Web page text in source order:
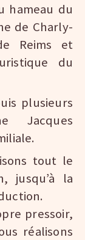
hameau du
de Charly-
Reims et
du
plusieurs
Jacques
tout le
jusqu’à la
pressoir,
réalisons